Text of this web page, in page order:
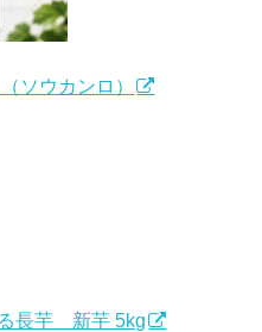
ソウカンロ）
長芋 新芋 5kg